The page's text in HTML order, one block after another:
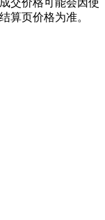
交价格可能会因使
算页价格为准。